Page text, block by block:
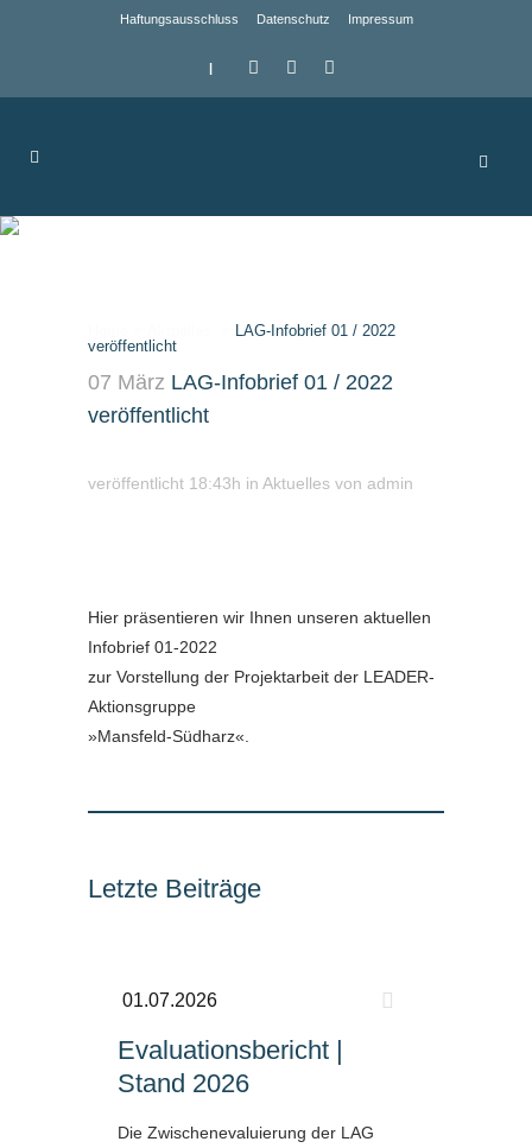
Haftungsausschluss Datenschutz Impressum
|
LAG-Infobrief 01 / 2022
veröffentlicht
07 März LAG-Infobrief 01 / 2022
veröffentlicht
veröffentlicht 18:43h in Aktuelles von admin
Hier präsentieren wir Ihnen unseren aktuellen
Infobrief 01-2022
zur Vorstellung der Projektarbeit der LEADER-
Aktionsgruppe
»Mansfeld-Südharz«.
Letzte Beiträge
01.07.2026
Evaluationsbericht |
Stand 2026
Die Zwischenevaluierung der LAG